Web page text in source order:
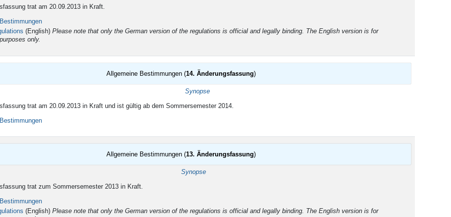
trat am 20.09.2013 in Kraft.
(English) Please note that only the German version of the regulations is official and legally binding. The English version is for
only.
Allgemeine Bestimmungen (14. Änderungsfassung)
Synopse
trat am 20.09.2013 in Kraft und ist gültig ab dem Sommersemester 2014.
Allgemeine Bestimmungen (13. Änderungsfassung)
Synopse
trat zum Sommersemester 2013 in Kraft.
(English) Please note that only the German version of the regulations is official and legally binding. The English version is for